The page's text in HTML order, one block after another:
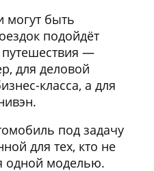
могут быть
подойдёт
—
для деловой
класса, а для
под задачу
для тех, кто не
одной моделью.